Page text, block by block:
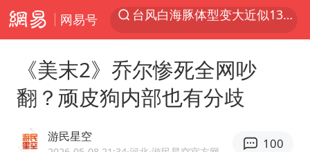
网易号
夜幕落下 运动上场
改名后的“青海拉面”店
《美末2》乔尔惨死全网吵
翻？顽皮狗内部也有分歧
游民星空 100